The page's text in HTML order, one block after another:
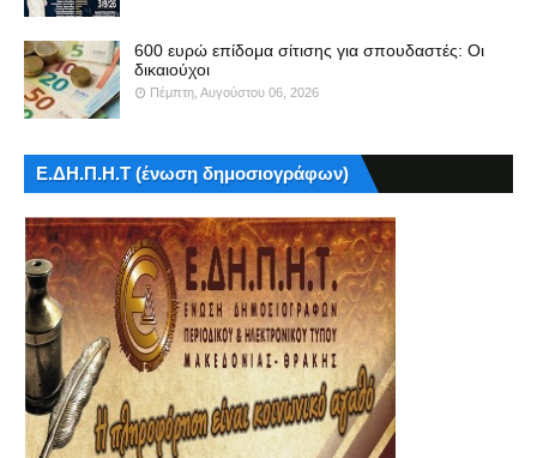
600 ευρώ επίδομα σίτισης για σπουδαστές: Οι
δικαιούχοι
Πέμπτη, Αυγούστου 06, 2026
Ε.ΔΗ.Π.Η.Τ (ένωση δημοσιογράφων)